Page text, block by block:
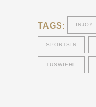
TAGS: INJOY
SPORTSIN
TUSWIEHL